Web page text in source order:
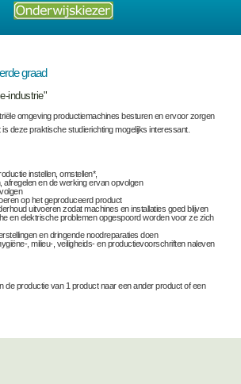
graad
industrie"
omgeving productiemachines besturen en ervoor zorgen
deze praktische studierichting mogelijks interessant.
instellen, omstellen*,
afregelen en de werking ervan opvolgen
op het geproduceerd product
uitvoeren zodat machines en installaties goed blijven
en elektrische problemen opgespoord worden voor ze zich
en dringende noodreparaties doen
, milieu-, veiligheids- en productievoorschriften naleven
de productie van 1 product naar een ander product of een